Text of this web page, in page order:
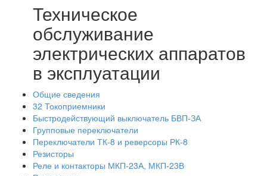
Техническое
обслуживание
электрических аппаратов
в эксплуатации
Общие сведения
32 Токоприемники
Быстродействующий выключатель БВП-ЗА
Групповые переключатели
Переключатели ТК-8 и реверсоры РК-8
Резисторы
Реле и контакторы МКП-23А, МКП-23В